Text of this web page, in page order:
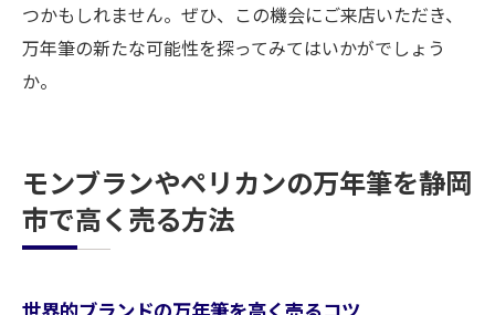
つかもしれません。ぜひ、この機会にご来店いただき、
万年筆の新たな可能性を探ってみてはいかがでしょう
か。
モンブランやペリカンの万年筆を静岡
市で高く売る方法